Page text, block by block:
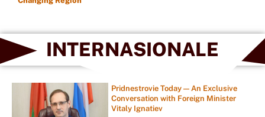
INTERNASIONALE
Pridnestrovie Today — An Exclusive
Conversation with Foreign Minister
Vitaly Ignatiev